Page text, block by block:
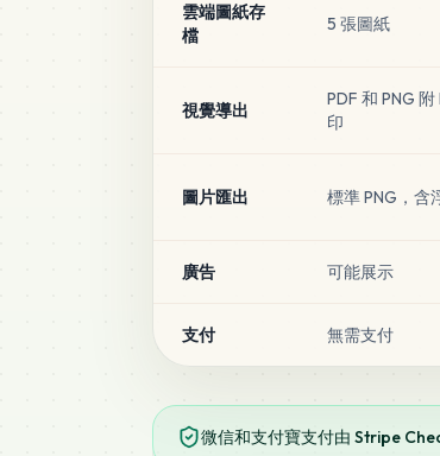
雲端圖紙存
檔
5 張圖紙
視覺導出
PDF 和 PNG
印
圖片匯出 標準 PNG，含
廣告 可能展示
支付 無需支付
微信和支付寶支付由 Stripe